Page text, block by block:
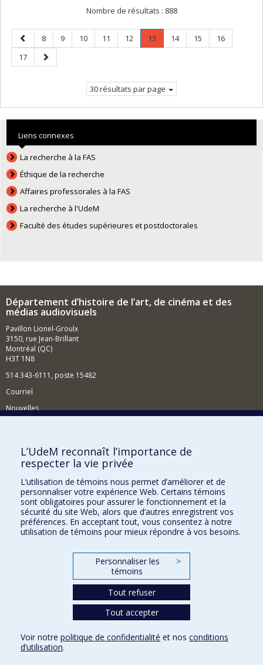
Nombre de résultats : 888
Page
précédente
Page
8 Page
9 Page
10 Page
11 Page
12 Page
13
Page
Page
14 Page
15 Page
16
Page
17
Page
suivante
30 résultats par page
Liens connexes
La recherche à la FAS
Éthique de la recherche
Affaires professorales à la FAS
La recherche à l'UdeM
Faculté des études supérieures et postdoctorales
Département d’histoire de l’art, de cinéma et des
médias audiovisuels
Pavillon Lionel-Groulx
3150, rue Jean-Brillant
Montréal (QC)
H3T 1N8
514 343-6111, poste 15482
Courriel
Nouvelles
Comment soutenir le Département?
BESOIN D'AIDE?
Plan du site
Signaler une erreur
Accessibilité
FACULTÉ DES ARTS ET DES SCIENCES
Nos départements et écoles
Conditions d’utilisation
L’UdeM reconnaît l’importance de
respecter la vie privée
L’utilisation de témoins nous permet d’améliorer et de
personnaliser votre expérience Web. Certains témoins
sont obligatoires pour assurer le fonctionnement et la
sécurité du site Web, alors que d’autres enregistrent vos
préférences. En acceptant tout, vous consentez à notre
utilisation de témoins pour mieux répondre à vos besoins.
Personnaliser les
témoins
>
Tout refuser
Tout accepter
Voir notre politique de confidentialité et nos conditions
d’utilisation.